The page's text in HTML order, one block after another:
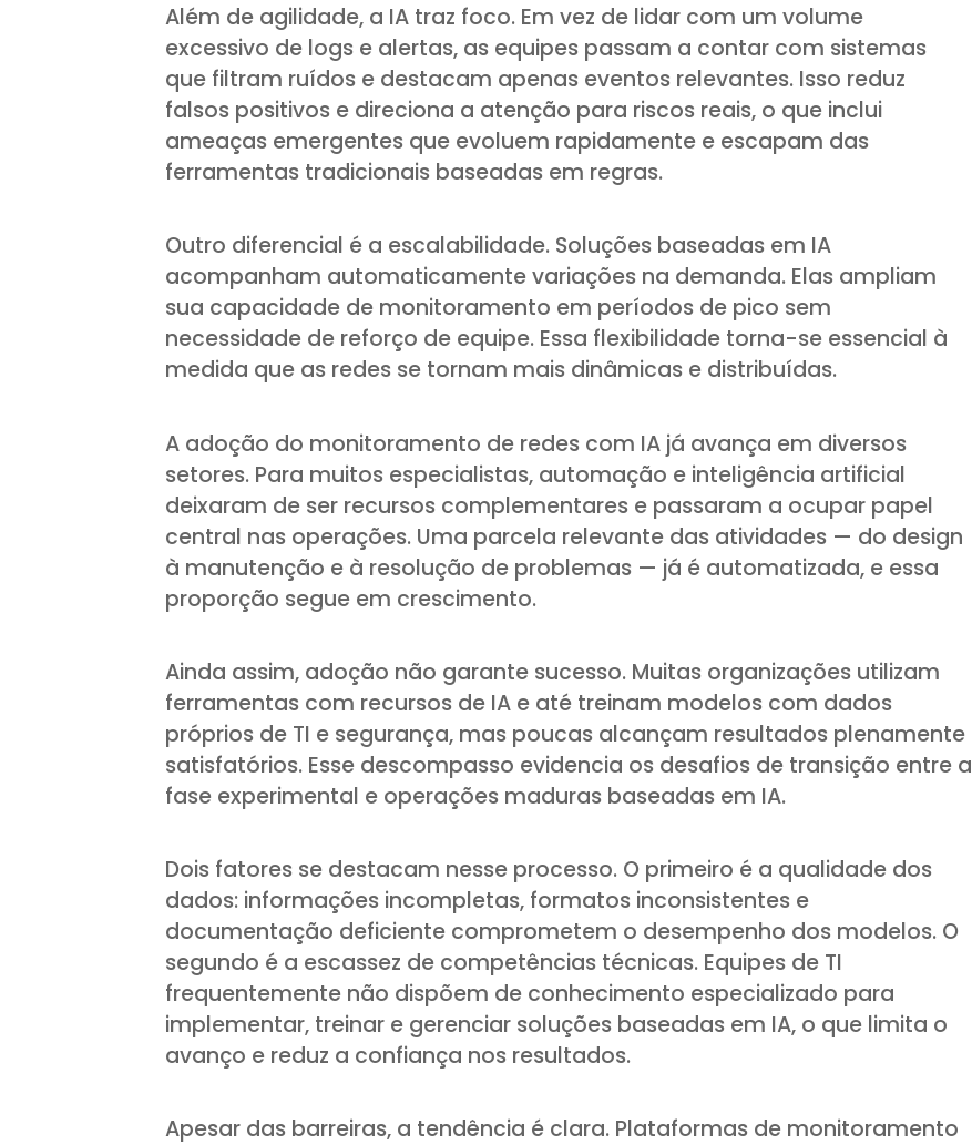
Além de agilidade, a IA traz foco. Em vez de lidar com um volume
excessivo de logs e alertas, as equipes passam a contar com sistemas
que filtram ruídos e destacam apenas eventos relevantes. Isso reduz
falsos positivos e direciona a atenção para riscos reais, o que inclui
ameaças emergentes que evoluem rapidamente e escapam das
ferramentas tradicionais baseadas em regras.
Outro diferencial é a escalabilidade. Soluções baseadas em IA
acompanham automaticamente variações na demanda. Elas ampliam
sua capacidade de monitoramento em períodos de pico sem
necessidade de reforço de equipe. Essa flexibilidade torna-se essencial à
medida que as redes se tornam mais dinâmicas e distribuídas.
A adoção do monitoramento de redes com IA já avança em diversos
setores. Para muitos especialistas, automação e inteligência artificial
deixaram de ser recursos complementares e passaram a ocupar papel
central nas operações. Uma parcela relevante das atividades — do design
à manutenção e à resolução de problemas — já é automatizada, e essa
proporção segue em crescimento.
Ainda assim, adoção não garante sucesso. Muitas organizações utilizam
ferramentas com recursos de IA e até treinam modelos com dados
próprios de TI e segurança, mas poucas alcançam resultados plenamente
satisfatórios. Esse descompasso evidencia os desafios de transição entre a
fase experimental e operações maduras baseadas em IA.
Dois fatores se destacam nesse processo. O primeiro é a qualidade dos
dados: informações incompletas, formatos inconsistentes e
documentação deficiente comprometem o desempenho dos modelos. O
segundo é a escassez de competências técnicas. Equipes de TI
frequentemente não dispõem de conhecimento especializado para
implementar, treinar e gerenciar soluções baseadas em IA, o que limita o
avanço e reduz a confiança nos resultados.
Apesar das barreiras, a tendência é clara. Plataformas de monitoramento